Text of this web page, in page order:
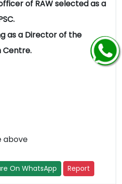
of RAW selected as a
as a Director of the
Centre.
above
On WhatsApp Report